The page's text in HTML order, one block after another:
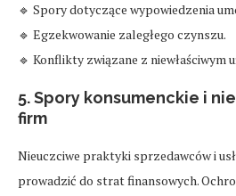
🔹 Spory dotyczące wypowiedzenia
🔹 Egzekwowanie zaległego czynszu.
🔹 Konflikty związane z niewłaściwym
5. Spory konsumenckie i
firm
Nieuczciwe praktyki sprzedawców i
prowadzić do strat finansowych.